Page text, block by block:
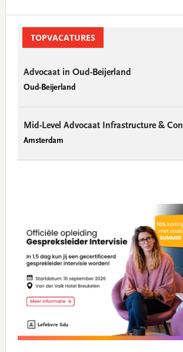
SidebarTOPVACATURES
Advocaat in Oud-Beijerland
Oud-Beijerland
Mid-Level Advocaat Infrastructure &
Amsterdam